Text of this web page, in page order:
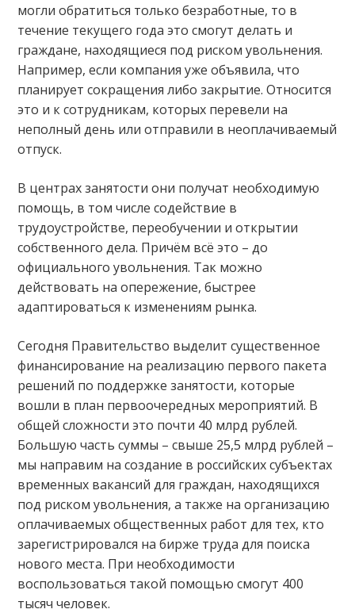
могли обратиться только безработные, то в
течение текущего года это смогут делать и
граждане, находящиеся под риском увольнения.
Например, если компания уже объявила, что
планирует сокращения либо закрытие. Относится
это и к сотрудникам, которых перевели на
неполный день или отправили в неоплачиваемый
отпуск.
В центрах занятости они получат необходимую
помощь, в том числе содействие в
трудоустройстве, переобучении и открытии
собственного дела. Причём всё это – до
официального увольнения. Так можно
действовать на опережение, быстрее
адаптироваться к изменениям рынка.
Сегодня Правительство выделит существенное
финансирование на реализацию первого пакета
решений по поддержке занятости, которые
вошли в план первоочередных мероприятий. В
общей сложности это почти 40 млрд рублей.
Большую часть суммы – свыше 25,5 млрд рублей –
мы направим на создание в российских субъектах
временных вакансий для граждан, находящихся
под риском увольнения, а также на организацию
оплачиваемых общественных работ для тех, кто
зарегистрировался на бирже труда для поиска
нового места. При необходимости
воспользоваться такой помощью смогут 400
тысяч человек.